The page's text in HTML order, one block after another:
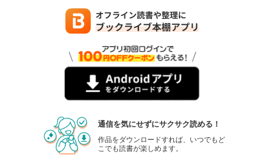
通信を気にせずにサクサク読める！
作品をダウンロードすれば、いつでもど
こでも読書が楽しめます。